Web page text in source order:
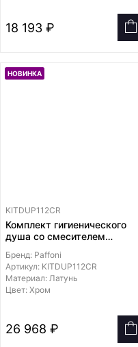
18 193 ₽
НОВИНКА
KITDUP112CR
Комплект гигиенического
душа со смесителем
держатель из металла,
шланг металл 1200мм,
встраиваемая часть в
комплекте
Бренд: Paffoni
Артикул: KITDUP112CR
Материал: Латунь
Цвет: Хром
26 968 ₽